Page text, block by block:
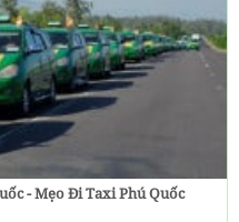
- Mẹo Đi Taxi Phú Quốc